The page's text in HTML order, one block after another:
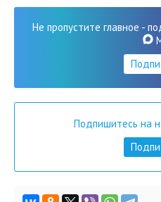
Не пропустите главное -
Подпишитесь на